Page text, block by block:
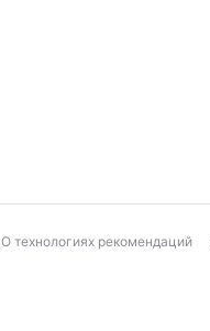
О технологиях рекомендаций